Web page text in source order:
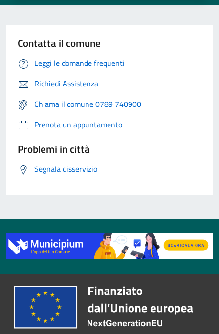
Contatta il comune
Leggi le domande frequenti
Richiedi Assistenza
Chiama il comune 0789 740900
Prenota un appuntamento
Problemi in città
Segnala disservizio